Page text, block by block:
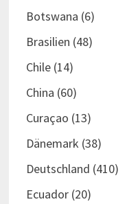
Botswana (6)
Brasilien (48)
Chile(14)
China (60)
Curaçao (13)
Dänemark (38)
Deutschland (410)
Ecuador(20)